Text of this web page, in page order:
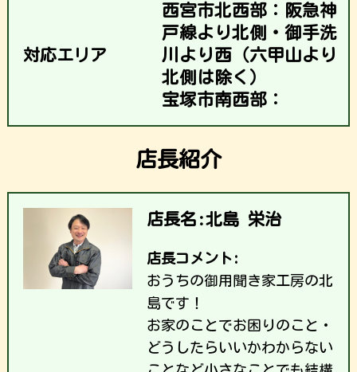
対応エリア
西宮市北西部：阪急神
戸線より北側・御手洗
川より西（六甲山より
北側は除く）
宝塚市南西部：
店長紹介
店長名:北島 栄治
店長コメント:
おうちの御用聞き家工房の北
島です！
お家のことでお困りのこと・
どうしたらいいかわからない